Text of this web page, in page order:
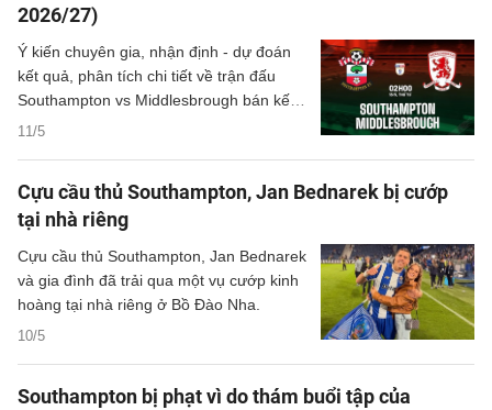
2026/27)
11/5
Ý kiến chuyên gia, nhận định - dự đoán
kết quả, phân tích chi tiết về trận đấu
Southampton vs Middlesbrough bán kết
playoff tranh vé tham dự Premier League
Cựu cầu thủ Southampton, Jan Bednarek bị cướp
tại nhà riêng
10/5
Cựu cầu thủ Southampton, Jan Bednarek
và gia đình đã trải qua một vụ cướp kinh
hoàng tại nhà riêng ở Bồ Đào Nha.
Southampton bị phạt vì do thám buổi tập của